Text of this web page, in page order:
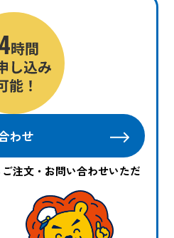
わせ
注文・お問い合わせいただ